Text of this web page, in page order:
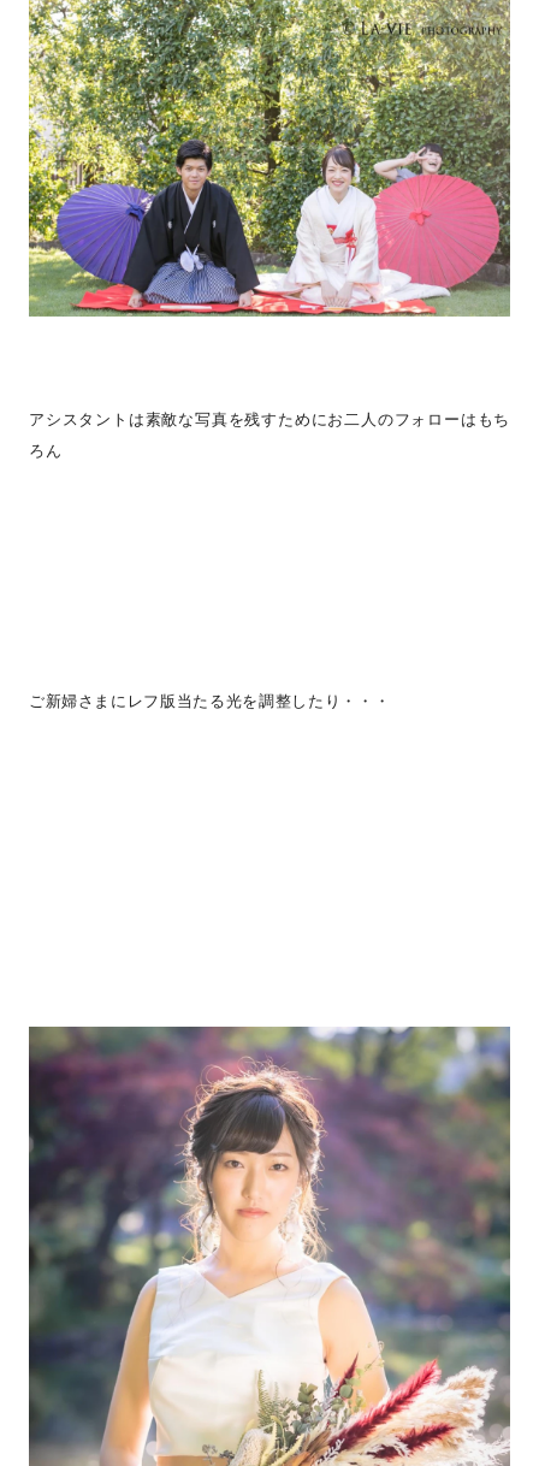
アシスタントは素敵な写真を残すためにお二人のフォローはもち
ろん
ご新婦さまにレフ版当たる光を調整したり・・・